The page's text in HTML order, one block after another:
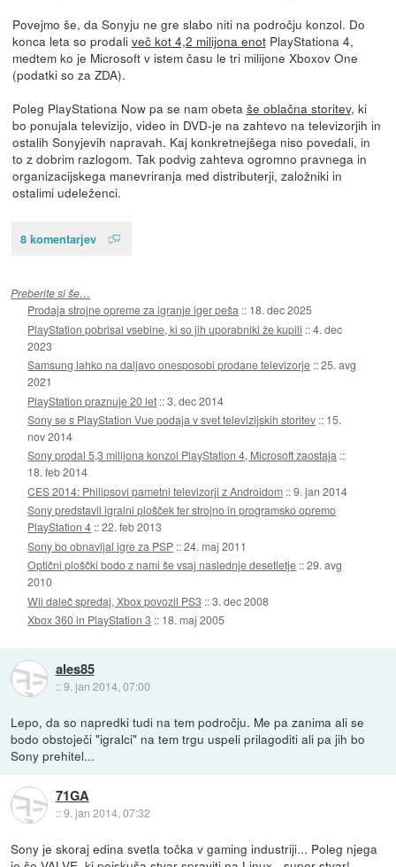
Povejmo še, da Sonyju ne gre slabo niti na področju konzol. Do
konca leta so prodali več kot 4,2 milijona enotPlayStationa 4,
medtem ko je Microsoft v istem času le tri milijone Xboxov One
(podatki so za ZDA).
Poleg PlayStationa Now pa se nam obeta še oblačna storitev, ki
bo ponujala televizijo, video in DVD-je na zahtevo na televizorjih in
ostalih Sonyjevih napravah. Kaj konkretnejšega niso povedali, in
to z dobrim razlogom. Tak podvig zahteva ogromno pravnega in
organizacijskega manevriranja med distributerji, založniki in
ostalimi udeleženci.
8 komentarjev
Preberite si še…
Prodaja strojne opreme za igranje iger peša :: 18. dec 2025
PlayStation pobrisal vsebine, ki so jih uporabniki že kupili ::4. dec
2023
Samsung lahko na daljavo onesposobi prodane televizorje ::25. avg
2021
PlayStation praznuje 20 let ::3. dec 2014
Sony se s PlayStation Vue podaja v svet televizijskih storitev :: 15.
nov 2014
Sony prodal 5,3 milijona konzol PlayStation 4, Microsoft zaostaja ::
18. feb 2014
CES 2014: Philipsovi pametni televizorji z Androidom ::9. jan 2014
Sony predstavil igralni plošček ter strojno in programsko opremo
PlayStation 4 ::22. feb 2013
Sony bo obnavljal igre za PSP ::24. maj 2011
Optični ploščki bodo z nami še vsaj naslednje desetletje ::29. avg
2010
Wii daleč spredaj, Xbox povozil PS3 ::3. dec 2008
Xbox 360 in PlayStation 3 :: 18. maj 2005
ales85
::9. jan 2014, 07:00
Lepo, da so napredki tudi na tem področju. Me pa zanima ali se
bodo obstoječi "igralci" na tem trgu uspeli prilagoditi ali pa jih bo
Sony prehitel...
71GA
::9. jan 2014, 07:32
Sony je skoraj edina svetla točka v gaming industriji... Poleg njega